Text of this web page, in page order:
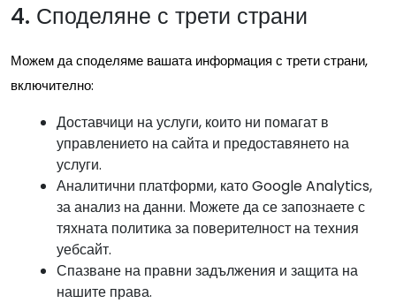
4. Споделяне с трети страни
Можем да споделяме вашата информация с трети страни,
включително:
Доставчици на услуги, които ни помагат в
управлението на сайта и предоставянето на
услуги.
Аналитични платформи, като Google Analytics,
за анализ на данни. Можете да се запознаете с
тяхната политика за поверителност на техния
уебсайт.
Спазване на правни задължения и защита на
нашите права.